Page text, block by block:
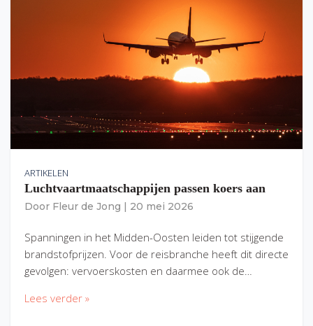
ARTIKELEN
Luchtvaartmaatschappijen passen koers aan
Door Fleur de Jong 20 mei 2026
Spanningen in het Midden-Oosten leiden tot stijgende
brandstofprijzen. Voor de reisbranche heeft dit directe
gevolgen: vervoerskosten en daarmee ook de…
Lees verder »